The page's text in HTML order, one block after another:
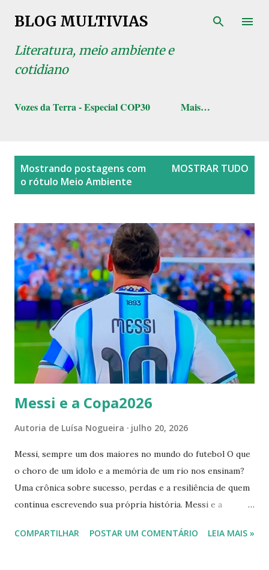
Pular para o conteúdo principal
BLOG MULTIVIAS
Literatura, meio ambiente e
cotidiano
Vozes da Terra - Especial COP30 Mais…
Mostrando postagens com
o rótulo Meio Ambiente
MOSTRAR TUDO
Messi e a Copa2026
Autoria de Luísa Nogueira julho 20, 2026
Messi, sempre um dos maiores no mundo do futebol O que
o choro de um ídolo e a memória de um rio nos ensinam?
Uma crônica sobre sucesso, perdas e a resiliência de quem
continua escrevendo sua própria história. Messi e a
último degrau O sol de 19 de julho de 2026 desenhou
COMPARTILHAR POSTAR UM COMENTÁRIO LEIA MAIS »